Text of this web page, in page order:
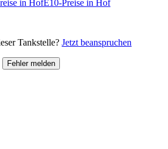
in HofE10-Preise in Hof
Tankstelle? Jetzt beanspruchen
Fehler melden